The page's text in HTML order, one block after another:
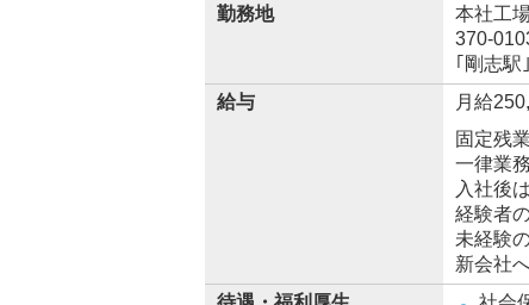
勤務地
本社工
370-
｢剛志駅
給与
月給
固定残
一律業
入社後
経験者
未経験
新会社